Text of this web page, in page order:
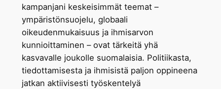
kampanjani keskeisimmät teemat –
ympäristönsuojelu, globaali
oikeudenmukaisuus ja ihmisarvon
kunnioittaminen – ovat tärkeitä yhä
kasvavalle joukolle suomalaisia. Politiikasta,
tiedottamisesta ja ihmisistä paljon oppineena
jatkan aktiivisesti työskentelyä